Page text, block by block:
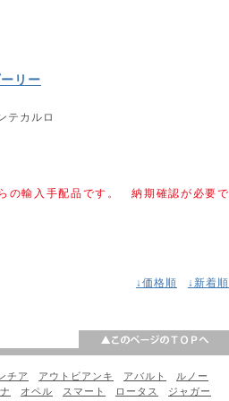
リー
テカルロ
の輸入手配品です。 納期確認が必要で
↓価格順 ↓新着順
チア アウトビアンキ アバルト
ルノー
オペル スマート ロータス
ジャガー